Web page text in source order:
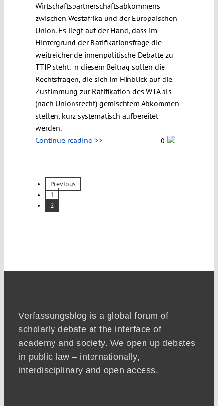
Wirtschaftspartnerschaftsabkommens
zwischen Westafrika und der Europäischen
Union. Es liegt auf der Hand, dass im
Hintergrund der Ratifikationsfrage die
weitreichende innenpolitische Debatte zu
TTIP steht. In diesem Beitrag sollen die
Rechtsfragen, die sich im Hinblick auf die
Zustimmung zur Ratifikation des WTA als
(nach Unionsrecht) gemischtem Abkommen
stellen, kurz systematisch aufbereitet
werden.
Continue reading >>
0
Previous
1
2
Verfassungsblog is a global forum of
scholarly debate at the interface of
academy and society. We open up debates
in public law – internationally,
interdisciplinary and open access.